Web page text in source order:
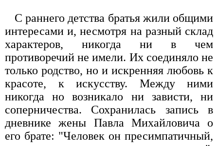
С раннего детства братья жили общими
интересами и, несмотря на разный склад
характеров, никогда ни в чем
противоречий не имели. Их соединяло не
только родство, но и искренняя любовь к
красоте, к искусству. Между ними
никогда но возникало ни зависти, ни
соперничества. Сохранилась запись в
дневнике жены Павла Михайловича о
его брате: "Человек он пресимпатичный,